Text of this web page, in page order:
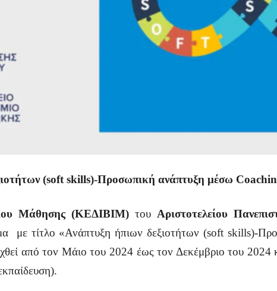
(soft skills)-Προσωπική ανάπτυξη μέσω
Μάθησης (ΚΕΔΙΒΙΜ) του Αριστοτελείου
με τίτλο «Ανάπτυξη ήπιων δεξιοτήτων (soft skills)-
από τον Μάιο του 2024 έως τον Δεκέμβριο του 2024